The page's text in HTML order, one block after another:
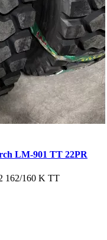
LM-901 TT 22PR
162/160 K TT